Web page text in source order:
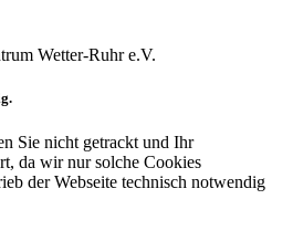
Wetter-Ruhr e.V.
Sie nicht getrackt und Ihr
da wir nur solche Cookies
der Webseite technisch notwendig